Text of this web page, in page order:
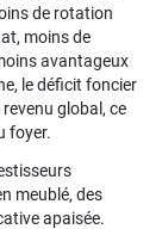
de rotation
moins de
avantageux
le déficit foncier
global, ce
foyer.
meublé, des
apaisée.